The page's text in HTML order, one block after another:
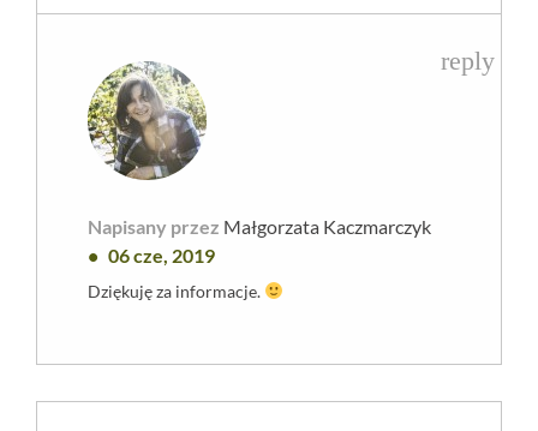
Napisany przez Małgorzata Kaczmarczyk
06 cze, 2019
Dziękuję za informacje.
reply